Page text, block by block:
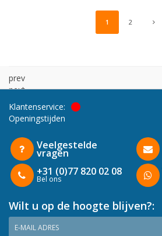
1 2
prev
next
Klantenservice:
Openingstijden
Veelgestelde
vragen
+31 (0)77 820 02 08
Bel ons
Wilt u op de hoogte blijven?:
E-MAIL ADRES